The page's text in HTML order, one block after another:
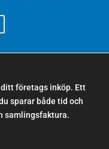
företags inköp. Ett
sparar både tid och
samlingsfaktura.